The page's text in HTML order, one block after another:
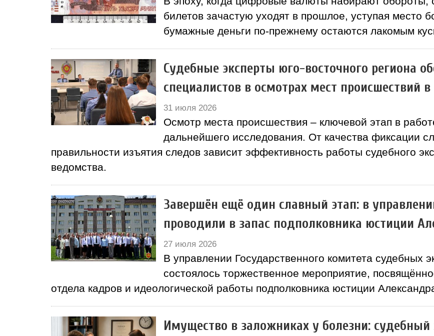
билетов зачастую уходят в прошлое, уступая
бумажные деньги по-прежнему остаются лакомым
Судебные эксперты юго-восточного региона
специалистов в осмотрах мест происшествий
31 июля 2026
Осмотр места происшествия – ключевой этап в
дальнейшего исследования. От качества фиксации
правильности изъятия следов зависит эффективность работы судебного
ведомства.
Завершён ещё один славный этап: в
проводили в запас подполковника юстиции
27 июля 2026
В управлении Государственного комитета судебных
состоялось торжественное мероприятие,
отдела кадров и идеологической работы подполковника юстиции
Имущество в заложниках у болезни: судебный